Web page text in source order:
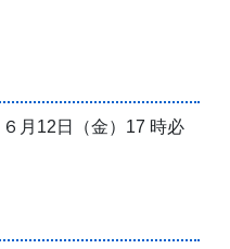
月12日（金）17 時必